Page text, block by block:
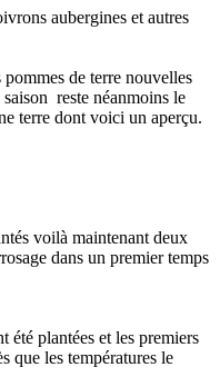
aubergines et autres
de terre nouvelles
reste néanmoins le
terre dont voici un aperçu.
voilà maintenant deux
dans un premier temps
été plantées et les premiers
que les températures le